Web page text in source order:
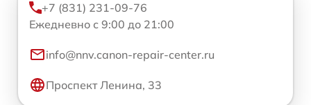
+7 (831) 231-09-76
Ежедневно с 9:00 до 21:00
info@nnv.canon-repair-center.ru
Проспект Ленина, 33